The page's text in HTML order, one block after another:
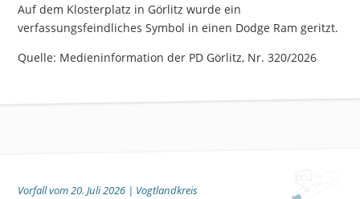
Auf dem Klosterplatz in Görlitz wurde ein
verfassungsfeindliches Symbol in einen Dodge Ram geritzt.
Quelle: Medieninformation der PD Görlitz, Nr. 320/2026
Vorfall vom 20. Juli 2026 | Vogtlandkreis